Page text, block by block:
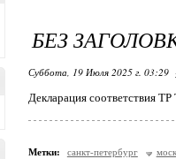
БЕЗ
Суббота, 19 Июля 2025 г. 03:29
Декларация соответствия
Метки: санкт-петербург